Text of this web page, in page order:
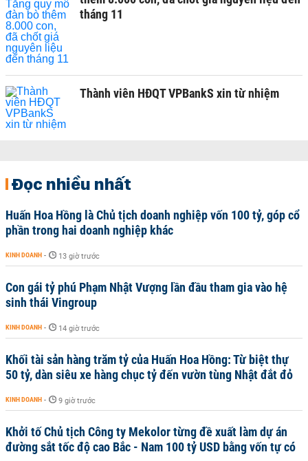
tháng 11
Thành viên HĐQT VPBankS xin từ nhiệm
Đọc nhiều nhất
Huấn Hoa Hồng là Chủ tịch doanh nghiệp vốn 100 tỷ, góp cổ
phần trong hai doanh nghiệp khác
KINH DOANH - 13 giờ trước
Con gái tỷ phú Phạm Nhật Vượng lần đầu tham gia vào hệ
sinh thái Vingroup
KINH DOANH - 14 giờ trước
Khối tài sản hàng trăm tỷ của Huấn Hoa Hồng: Từ biệt thự
50 tỷ, dàn siêu xe hàng chục tỷ đến vườn tùng Nhật đắt đỏ
KINH DOANH - 9 giờ trước
Khởi tố Chủ tịch Công ty Mekolor từng đề xuất làm dự án
đường sắt tốc độ cao Bắc - Nam 100 tỷ USD bằng vốn tự có